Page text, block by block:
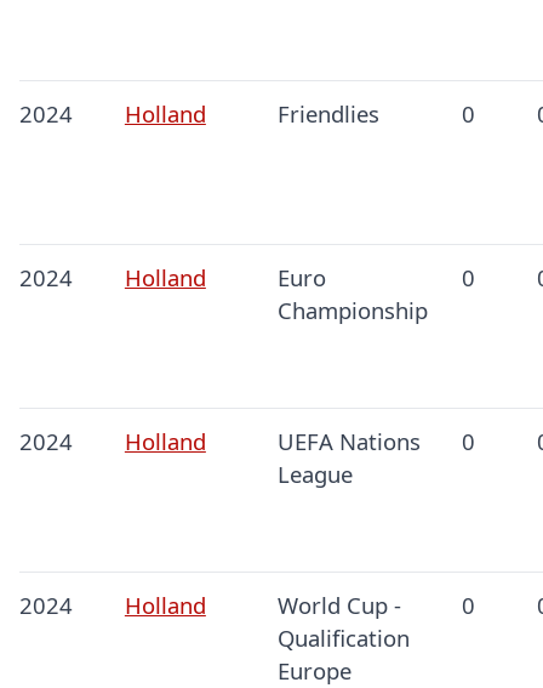
2024 Holland Friendlies 0
2024 Holland
Euro
Championship
0
2024 Holland
UEFA Nations
League
0
2024 Holland
World Cup -
Qualification
Europe
0